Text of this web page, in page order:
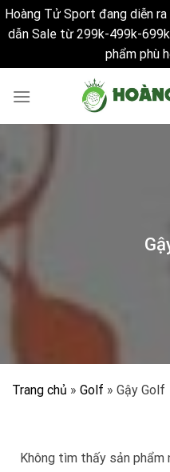
Hoàng Tử Sport đang diễn
dẫn Sale từ 299k-499k-
phẩm phù
Trang chủ » Golf » Gậy Golf
Không tìm thấy sản phẩm